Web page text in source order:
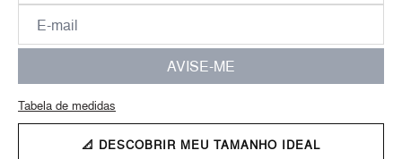
AVISE-ME
Tabela de medidas
📐 DESCOBRIR MEU TAMANHO IDEAL